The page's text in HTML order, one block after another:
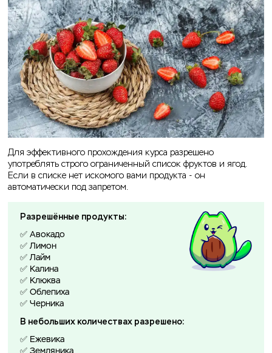
Для эффективного прохождения курса разрешено
употреблять строго ограниченный список фруктов и ягод.
Если в списке нет искомого вами продукта - он
автоматически под запретом.
Разрешённые продукты:
✅ Авокадо
✅ Лимон
✅ Лайм
✅ Калина
✅ Клюква
✅ Облепиха
✅ Черника
В небольших количествах разрешено:
✅ Ежевика